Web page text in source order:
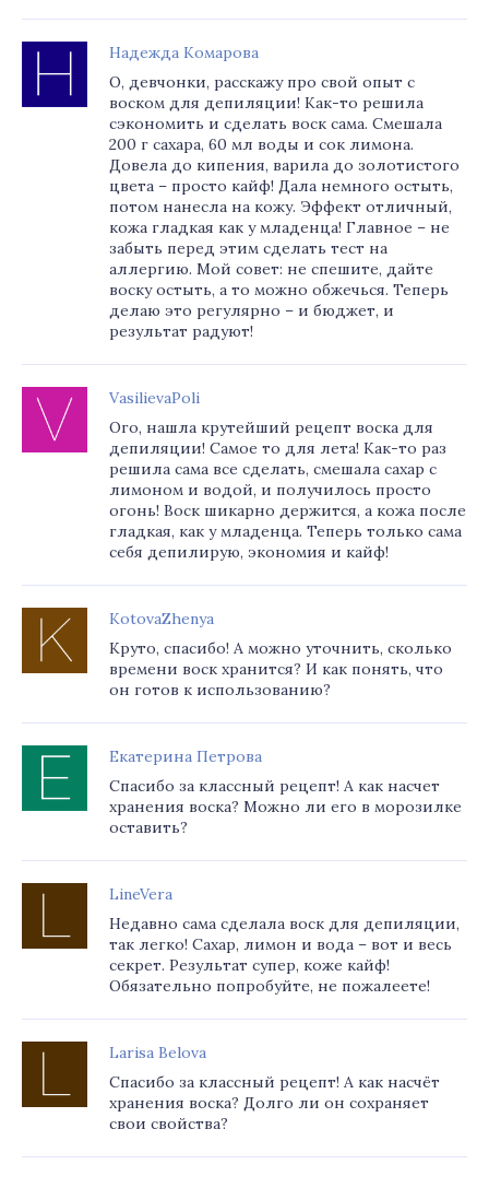
Надежда Комарова
О, девчонки, расскажу про свой опыт с
воском для депиляции! Как-то решила
сэкономить и сделать воск сама. Смешала
200 г сахара, 60 мл воды и сок лимона.
Довела до кипения, варила до золотистого
цвета – просто кайф! Дала немного остыть,
потом нанесла на кожу. Эффект отличный,
кожа гладкая как у младенца! Главное – не
забыть перед этим сделать тест на
аллергию. Мой совет: не спешите, дайте
воску остыть, а то можно обжечься. Теперь
делаю это регулярно – и бюджет, и
результат радуют!
VasilievaPoli
Ого, нашла крутейший рецепт воска для
депиляции! Самое то для лета! Как-то раз
решила сама все сделать, смешала сахар с
лимоном и водой, и получилось просто
огонь! Воск шикарно держится, а кожа после
гладкая, как у младенца. Теперь только сама
себя депилирую, экономия и кайф!
KotovaZhenya
Круто, спасибо! А можно уточнить, сколько
времени воск хранится? И как понять, что
он готов к использованию?
Екатерина Петрова
Спасибо за классный рецепт! А как насчет
хранения воска? Можно ли его в морозилке
оставить?
LineVera
Недавно сама сделала воск для депиляции,
так легко! Сахар, лимон и вода – вот и весь
секрет. Результат супер, коже кайф!
Обязательно попробуйте, не пожалеете!
Larisa Belova
Спасибо за классный рецепт! А как насчёт
хранения воска? Долго ли он сохраняет
свои свойства?